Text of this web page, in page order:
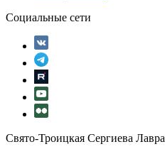
Социальные сети
Свято-Троицкая Сергиева Лавра